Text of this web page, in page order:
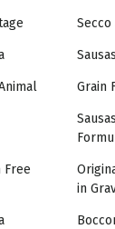
Free
Grain
in